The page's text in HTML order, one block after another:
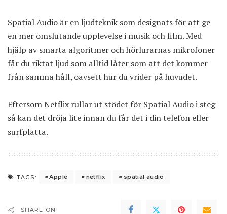
Spatial Audio är en ljudteknik som designats för att ge
en mer omslutande upplevelse i musik och film. Med
hjälp av smarta algoritmer och hörlurarnas mikrofoner
får du riktat ljud som alltid låter som att det kommer
från samma håll, oavsett hur du vrider på huvudet.
Eftersom Netflix rullar ut stödet för Spatial Audio i steg
så kan det dröja lite innan du får det i din telefon eller
surfplatta.
TAGS: Apple netflix spatial audio
SHARE ON